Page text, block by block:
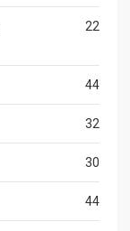
22
44
32
30
44